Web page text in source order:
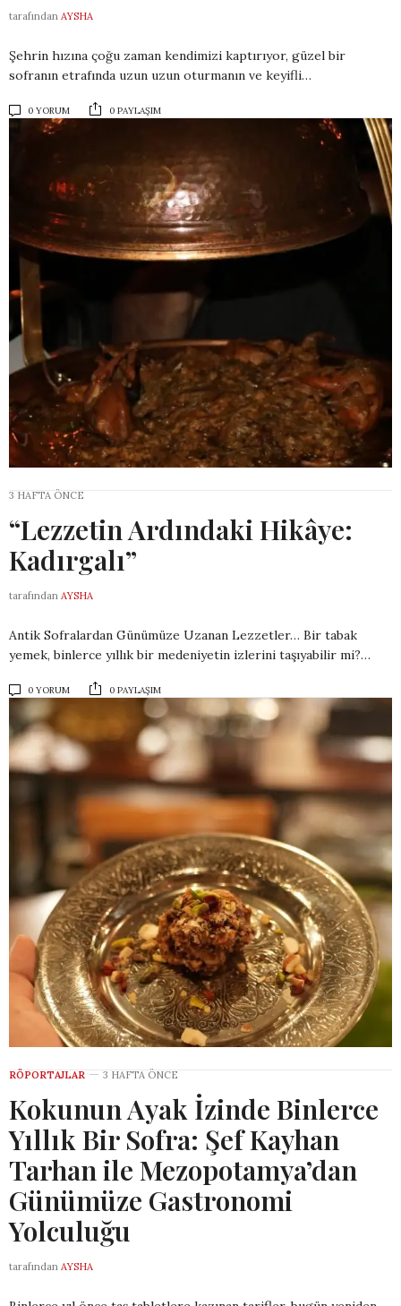
tarafından AYSHA
Şehrin hızına çoğu zaman kendimizi kaptırıyor, güzel bir
sofranın etrafında uzun uzun oturmanın ve keyifli…
0 YORUM 0 PAYLAŞIM
3 HAFTA ÖNCE
“Lezzetin Ardındaki Hikâye:
Kadırgalı”
tarafından AYSHA
Antik Sofralardan Günümüze Uzanan Lezzetler… Bir tabak
yemek, binlerce yıllık bir medeniyetin izlerini taşıyabilir mi?…
0 YORUM 0 PAYLAŞIM
RÖPORTAJLAR 3 HAFTA ÖNCE
Kokunun Ayak İzinde Binlerce
Yıllık Bir Sofra: Şef Kayhan
Tarhan ile Mezopotamya’dan
Günümüze Gastronomi
Yolculuğu
tarafından AYSHA